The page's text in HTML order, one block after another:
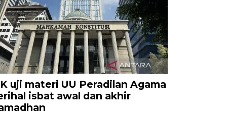
uji materi UU Peradilan Agama
isbat awal dan akhir